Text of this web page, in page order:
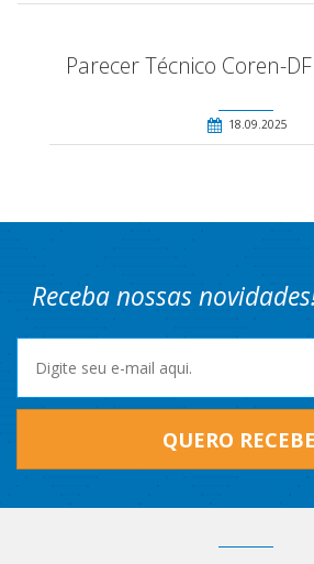
Parecer Técnico Coren-
18.09.2025
Receba nossas
QUERO